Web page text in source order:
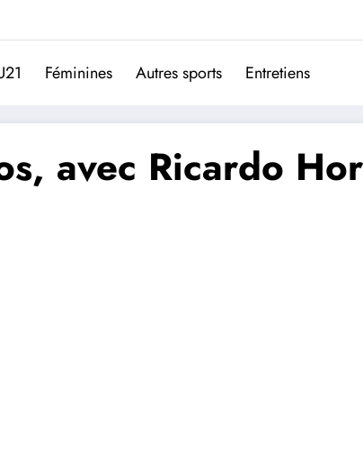
du football portugais
Féminines Autres sports Entretiens
avec Ricardo